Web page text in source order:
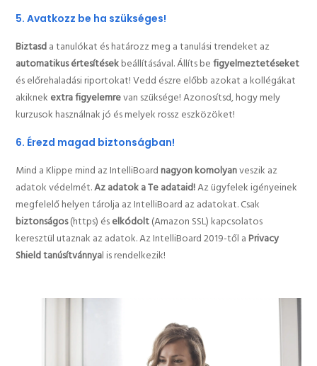
5. Avatkozz be ha szükséges!
Biztasda tanulókat és határozz meg a tanulási trendeket az
automatikus értesítésekbeállításával. Állíts befigyelmeztetéseket
és előrehaladási riportokat! Vedd észre előbb azokat a kollégákat
akiknek extra figyelemrevan szüksége! Azonosítsd, hogy mely
kurzusok használnak jó és melyek rossz eszközöket!
6. Érezd magad biztonságban!
Mind a Klippe mind az IntelliBoardnagyon komolyanveszik az
adatok védelmét.Az adatok a Te adataid!Az ügyfelek igényeinek
megfelelő helyen tárolja az IntelliBoard az adatokat. Csak
biztonságos(https) éselkódolt(Amazon SSL) kapcsolatos
keresztül utaznak az adatok. Az IntelliBoard 2019-től aPrivacy
Shield tanúsítvánnyal is rendelkezik!